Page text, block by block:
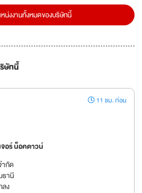
น่งงานทั้งหมดของบริษัทนี้
ษัทนี้
11 ชม. ก่อน
จอร์ น็อคดาวน์
ำกัด
ธานี
ง